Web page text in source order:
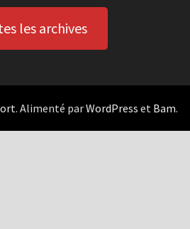
les archives
. Alimenté parWordPress et Bam.